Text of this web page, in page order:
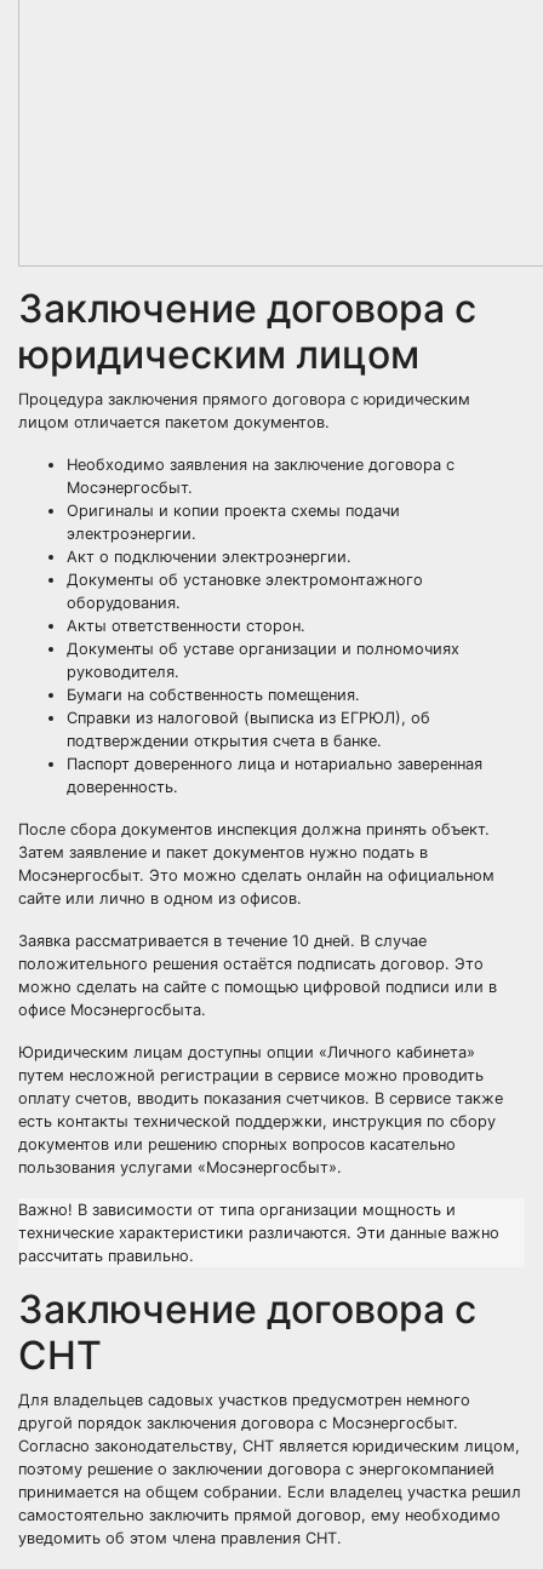
Заключение договора с
юридическим лицом
Процедура заключения прямого договора с юридическим
лицом отличается пакетом документов.
Необходимо заявления на заключение договора с
Мосэнергосбыт.
Оригиналы и копии проекта схемы подачи
электроэнергии.
Акт о подключении электроэнергии.
Документы об установке электромонтажного
оборудования.
Акты ответственности сторон.
Документы об уставе организации и полномочиях
руководителя.
Бумаги на собственность помещения.
Справки из налоговой (выписка из ЕГРЮЛ), об
подтверждении открытия счета в банке.
Паспорт доверенного лица и нотариально заверенная
доверенность.
После сбора документов инспекция должна принять объект.
Затем заявление и пакет документов нужно подать в
Мосэнергосбыт. Это можно сделать онлайн на официальном
сайте или лично в одном из офисов.
Заявка рассматривается в течение 10 дней. В случае
положительного решения остаётся подписать договор. Это
можно сделать на сайте с помощью цифровой подписи или в
офисе Мосэнергосбыта.
Юридическим лицам доступны опции «Личного кабинета»
путем несложной регистрации в сервисе можно проводить
оплату счетов, вводить показания счетчиков. В сервисе также
есть контакты технической поддержки, инструкция по сбору
документов или решению спорных вопросов касательно
пользования услугами «Мосэнергосбыт».
Важно! В зависимости от типа организации мощность и
технические характеристики различаются. Эти данные важно
рассчитать правильно.
Заключение договора с
СНТ
Для владельцев садовых участков предусмотрен немного
другой порядок заключения договора с Мосэнергосбыт.
Согласно законодательству, СНТ является юридическим лицом,
поэтому решение о заключении договора с энергокомпанией
принимается на общем собрании. Если владелец участка решил
самостоятельно заключить прямой договор, ему необходимо
уведомить об этом члена правления СНТ.